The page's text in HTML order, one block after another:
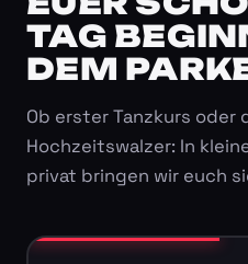
TAG
DEM
Ob erster Tanzkurs oder
Hochzeitswalzer: In
privat bringen wir euch